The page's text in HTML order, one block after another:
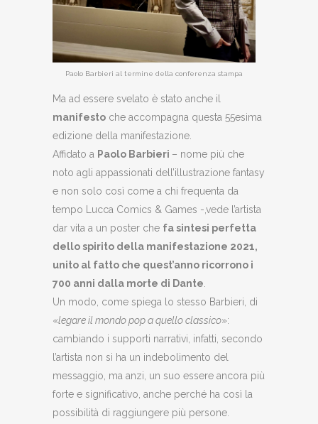
Paolo Barbieri al termine della conferenza stampa
Ma ad essere svelato è stato anche il
manifesto che accompagna questa 55esima
edizione della manifestazione.
Affidato a Paolo Barbieri – nome più che
noto agli appassionati dell’illustrazione fantasy
e non solo così come a chi frequenta da
tempo Lucca Comics & Games -,vede l’artista
dar vita a un poster che fa sintesi perfetta
dello spirito della manifestazione 2021,
unito al fatto che quest’anno ricorrono i
700 anni dalla morte di Dante.
Un modo, come spiega lo stesso Barbieri, di
«legare il mondo pop a quello classico»:
cambiando i supporti narrativi, infatti, secondo
l’artista non si ha un indebolimento del
messaggio, ma anzi, un suo essere ancora più
forte e significativo, anche perché ha così la
possibilità di raggiungere più persone.